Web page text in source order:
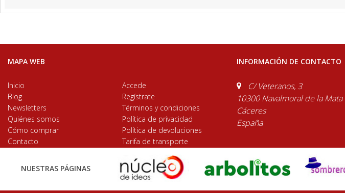
MAPA WEB
Inicio
Blog
Newsletters
Quiénes somos
Cómo comprar
Contacto
Accede
Regístrate
Términos y condiciones
Política de privacidad
Política de devoluciones
Tarifa de transporte
INFORMACIÓN DE CONTACTO
C/ Veteranos, 3
10300 Navalmoral de la Mata
Cáceres
España
NUESTRAS PÁGINAS